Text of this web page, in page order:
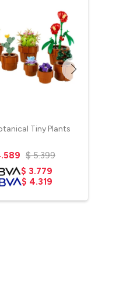
Tiny Plants
$ 5.399
$ 3.779
$ 4.319